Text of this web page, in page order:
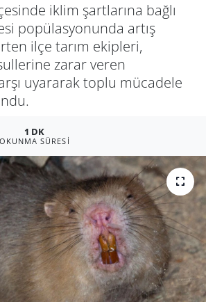
iklim şartlarına bağlı
popülasyonunda artış
ilçe tarım ekipleri,
zarar veren
uyararak toplu mücadele
1 DK
OKUNMA SÜRESI